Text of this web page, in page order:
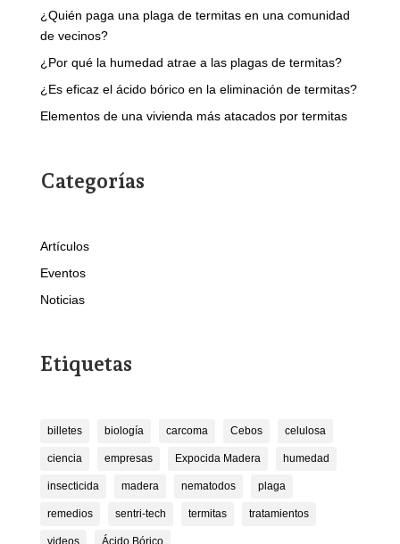
¿Quién paga una plaga de termitas en una comunidad
de vecinos?
¿Por qué la humedad atrae a las plagas de termitas?
¿Es eficaz el ácido bórico en la eliminación de termitas?
Elementos de una vivienda más atacados por termitas
Categorías
Artículos
Eventos
Noticias
Etiquetas
billetes biología carcoma Cebos celulosa
ciencia empresas Expocida Madera humedad
insecticida madera nematodos plaga
remedios sentri-tech termitas tratamientos
videos Ácido Bórico